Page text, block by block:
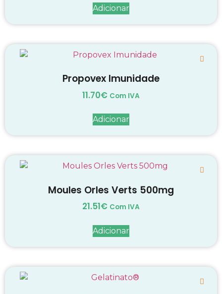
Adicionar
Propovex Imunidade
11.70€ Com IVA
Adicionar
Moules Orles Verts 500mg
21.51€ Com IVA
Adicionar